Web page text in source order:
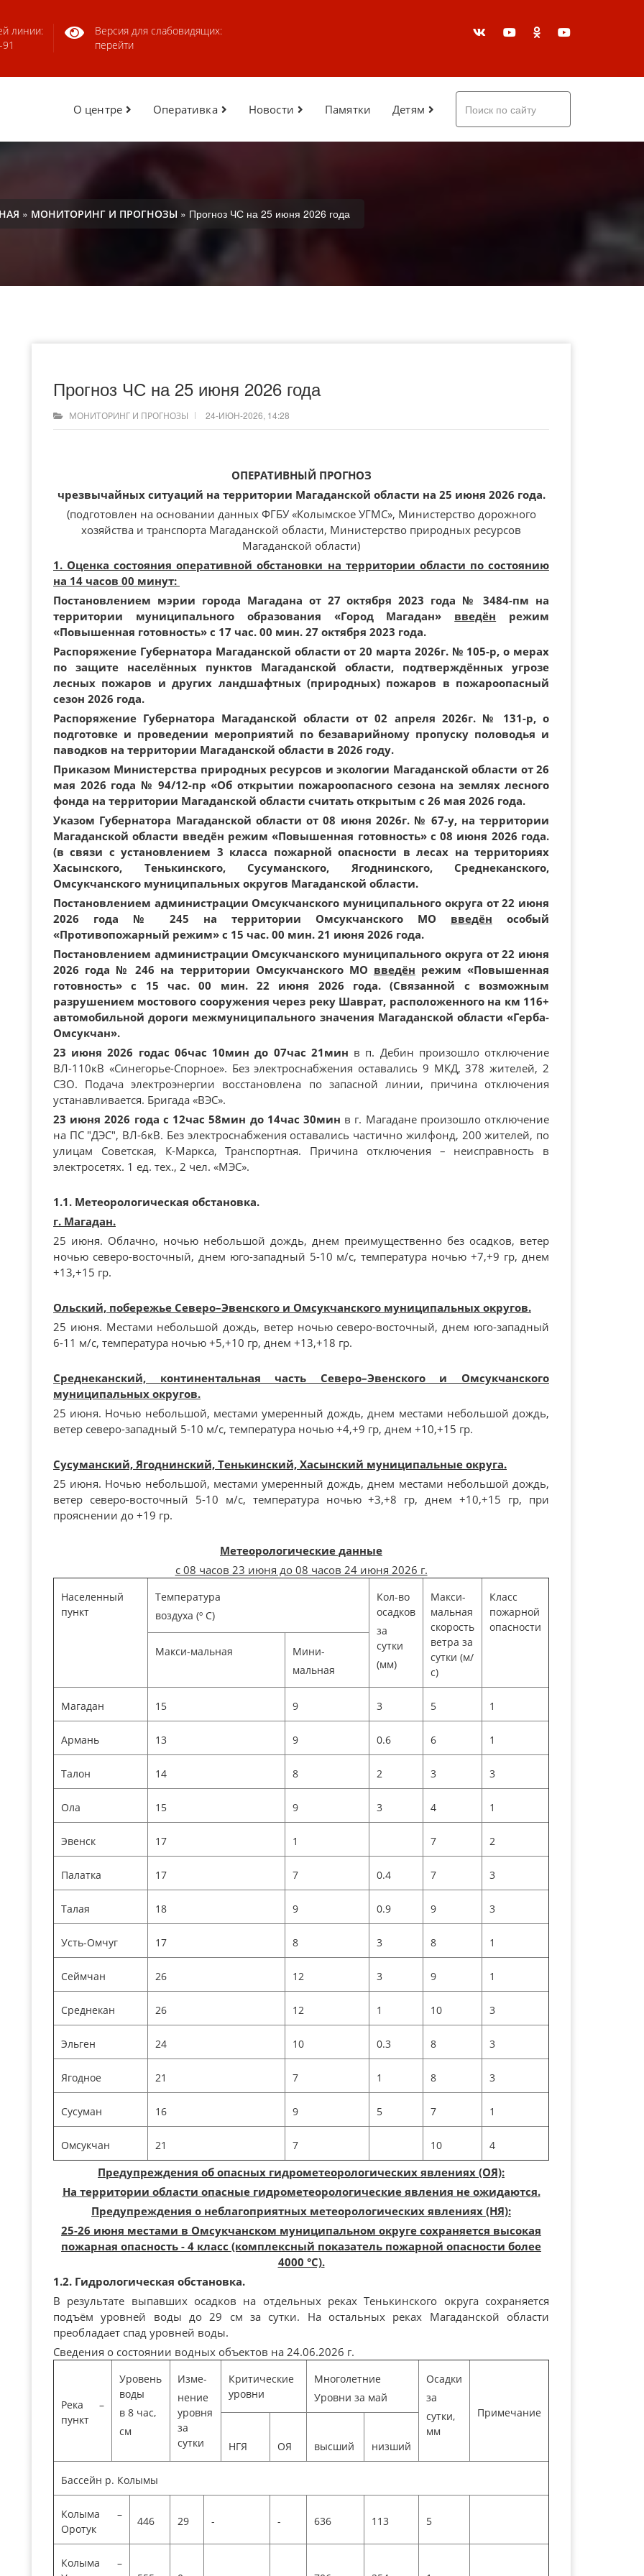
линии:
Версия для слабовидящих:
перейти
О центре Оперативка Новости Памятки Детям
» МОНИТОРИНГ И ПРОГНОЗЫ » Прогноз ЧС на 25 июня 2026 года
Прогноз ЧС на 25 июня 2026 года
МОНИТОРИНГ И ПРОГНОЗЫ 24-ИЮН-2026, 14:28
ОПЕРАТИВНЫЙ ПРОГНОЗ
чрезвычайных ситуаций на территории Магаданской области на 25 июня 2026 года.
(подготовлен на основании данных ФГБУ «Колымское УГМС», Министерство дорожного
хозяйства и транспорта Магаданской области, Министерство природных ресурсов
Магаданской области)
1. Оценка состояния оперативной обстановки на территории области по состоянию
на 14 часов 00 минут:
Постановлением мэрии города Магадана от 27 октября 2023 года № 3484-пм на
территории муниципального образования «Город Магадан» введён режим
«Повышенная готовность» с 17 час. 00 мин. 27 октября 2023 года.
Распоряжение Губернатора Магаданской области от 20 марта 2026г. № 105-р, о мерах
по защите населённых пунктов Магаданской области, подтверждённых угрозе
лесных пожаров и других ландшафтных (природных) пожаров в пожароопасный
сезон 2026 года.
Распоряжение Губернатора Магаданской области от 02 апреля 2026г. № 131-р, о
подготовке и проведении мероприятий по безаварийному пропуску половодья и
паводков на территории Магаданской области в 2026 году.
Приказом Министерства природных ресурсов и экологии Магаданской области от 26
мая 2026 года № 94/12-пр «Об открытии пожароопасного сезона на землях лесного
фонда на территории Магаданской области считать открытым с 26 мая 2026 года.
Указом Губернатора Магаданской области от 08 июня 2026г. № 67-у, на территории
Магаданской области введён режим «Повышенная готовность» с 08 июня 2026 года.
(в связи с установлением 3 класса пожарной опасности в лесах на территориях
Хасынского, Тенькинского, Сусуманского, Ягоднинского, Среднеканского,
Омсукчанского муниципальных округов Магаданской области.
Постановлением администрации Омсукчанского муниципального округа от 22 июня
2026 года № 245 на территории Омсукчанского МО введён особый
«Противопожарный режим» с 15 час. 00 мин. 21 июня 2026 года.
Постановлением администрации Омсукчанского муниципального округа от 22 июня
2026 года № 246 на территории Омсукчанского МО введён режим «Повышенная
готовность» с 15 час. 00 мин. 22 июня 2026 года. (Связанной с возможным
разрушением мостового сооружения через реку Шаврат, расположенного на км 116+
автомобильной дороги межмуниципального значения Магаданской области «Герба-
Омсукчан».
23 июня 2026 годас 06час 10мин до 07час 21мин в п. Дебин произошло отключение
ВЛ-110кВ «Синегорье-Спорное». Без электроснабжения оставались 9 МКД, 378 жителей, 2
СЗО. Подача электроэнергии восстановлена по запасной линии, причина отключения
устанавливается. Бригада «ВЭС».
23 июня 2026 года с 12час 58мин до 14час 30мин в г. Магадане произошло отключение
на ПС "ДЭС", ВЛ-6кВ. Без электроснабжения оставались частично жилфонд, 200 жителей, по
улицам Советская, К-Маркса, Транспортная. Причина отключения – неисправность в
электросетях. 1 ед. тех., 2 чел. «МЭС».
1.1. Метеорологическая обстановка.
г. Магадан.
25 июня. Облачно, ночью небольшой дождь, днем преимущественно без осадков, ветер
ночью северо-восточный, днем юго-западный 5-10 м/с, температура ночью +7,+9 гр, днем
+13,+15 гр.
Ольский, побережье Северо–Эвенского и Омсукчанского муниципальных округов.
25 июня. Местами небольшой дождь, ветер ночью северо-восточный, днем юго-западный
6-11 м/с, температура ночью +5,+10 гр, днем +13,+18 гр.
Среднеканский, континентальная часть Северо–Эвенского и Омсукчанского
муниципальных округов.
25 июня. Ночью небольшой, местами умеренный дождь, днем местами небольшой дождь,
ветер северо-западный 5-10 м/с, температура ночью +4,+9 гр, днем +10,+15 гр.
Сусуманский, Ягоднинский, Тенькинский, Хасынский муниципальные округа.
25 июня. Ночью небольшой, местами умеренный дождь, днем местами небольшой дождь,
ветер северо-восточный 5-10 м/с, температура ночью +3,+8 гр, днем +10,+15 гр, при
прояснении до +19 гр.
Метеорологические данные
с 08 часов 23 июня до 08 часов 24 июня 2026 г.
Населенный
пункт
Температура
воздуха (º С)
Кол-во
осадков
за
сутки
(мм)
Макси-
мальная
скорость
ветра за
сутки (м/
с)
Класс
пожарной
опасности
Макси-мальная
Мини-
мальная
Магадан 15 9 3 5 1
Армань 13 9 0.6 6 1
Талон 14 8 2 3 3
Ола 15 9 3 4 1
Эвенск 17 1 7 2
Палатка 17 7 0.4 7 3
Талая 18 9 0.9 9 3
Усть-Омчуг 17 8 3 8 1
Сеймчан 26 12 3 9 1
Среднекан 26 12 1 10 3
Эльген 24 10 0.3 8 3
Ягодное 21 7 1 8 3
Сусуман 16 9 5 7 1
Омсукчан 21 7 10 4
Предупреждения об опасных гидрометеорологических явлениях (ОЯ):
На территории области опасные гидрометеорологические явления не ожидаются.
Предупреждения о неблагоприятных метеорологических явлениях (НЯ):
25-26 июня местами в Омсукчанском муниципальном округе сохраняется высокая
пожарная опасность - 4 класс (комплексный показатель пожарной опасности более
4000 °С).
1.2. Гидрологическая обстановка.
В результате выпавших осадков на отдельных реках Тенькинского округа сохраняется
подъём уровней воды до 29 см за сутки. На остальных реках Магаданской области
преобладает спад уровней воды.
Сведения о состоянии водных объектов на 24.06.2026 г.
Река –
пункт
Уровень
воды
в 8 час,
см
Изме-
нение
уровня
за
сутки
Критические
уровни
Многолетние
Уровни за май
Осадки
за
сутки,
мм
Примечание
НГЯ ОЯ высший низший
Бассейн р. Колымы
Колыма –
Оротук
446 29 - - 636 113 5
Колыма –